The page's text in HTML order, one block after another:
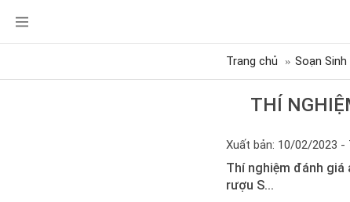
Trang chủ Soạn Sinh
THÍ
Xuất bản: 10/02/2023 -
Thí nghiệm đánh
rượu S...